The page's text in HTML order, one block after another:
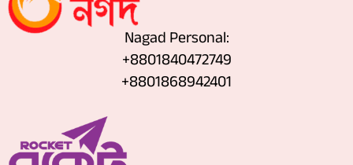
Nagad Personal:
+8801840472749
‪+8801868942401